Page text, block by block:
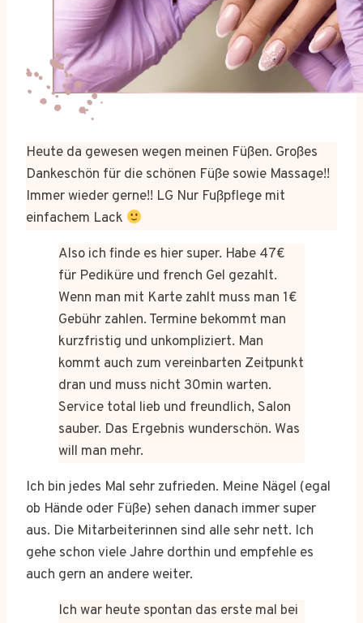
Heute da gewesen wegen meinen Füßen. Großes
Dankeschön für die schönen Füße sowie Massage!!
Immer wieder gerne!! LG Nur Fußpflege mit
einfachem Lack
Also ich finde es hier super. Habe 47€
für Pediküre und french Gel gezahlt.
Wenn man mit Karte zahlt muss man 1€
Gebühr zahlen. Termine bekommt man
kurzfristig und unkompliziert. Man
kommt auch zum vereinbarten Zeitpunkt
dran und muss nicht 30min warten.
Service total lieb und freundlich, Salon
sauber. Das Ergebnis wunderschön. Was
will man mehr.
Ich bin jedes Mal sehr zufrieden. Meine Nägel (egal
ob Hände oder Füße) sehen danach immer super
aus. Die Mitarbeiterinnen sind alle sehr nett. Ich
gehe schon viele Jahre dorthin und empfehle es
auch gern an andere weiter.
Ich war heute spontan das erste mal bei